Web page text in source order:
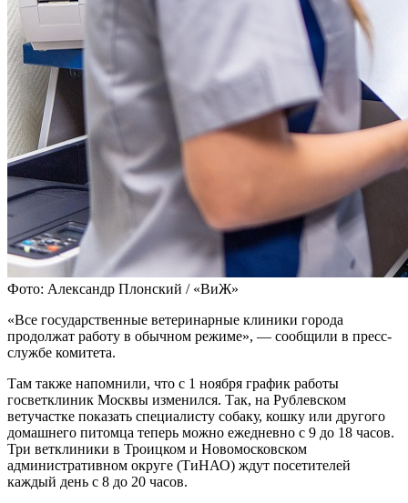
Фото: Александр Плонский / «ВиЖ»
«Все государственные ветеринарные клиники города
продолжат работу в обычном режиме», — сообщили в пресс-
службе комитета.
Там также напомнили, что с 1 ноября график работы
госветклиник Москвы изменился. Так, на Рублевском
ветучастке показать специалисту собаку, кошку или другого
домашнего питомца теперь можно ежедневно с 9 до 18 часов.
Три ветклиники в Троицком и Новомосковском
административном округе (ТиНАО) ждут посетителей
каждый день с 8 до 20 часов.